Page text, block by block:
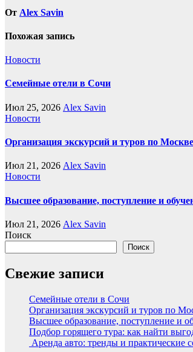
От Alex Savin
Похожая запись
Новости
Семейные отели в Сочи
Июл 25, 2026 Alex Savin
Новости
Организация экскурсий и туров по
Июл 21, 2026 Alex Savin
Новости
Высшее образование, поступление и
Июл 21, 2026 Alex Savin
Поиск
Поиск
Свежие записи
Семейные отели в Сочи
Организация экскурсий и туров по
Высшее образование, поступление и
Подбор горящего тура: как найти
Аренда авто: тренды и практические